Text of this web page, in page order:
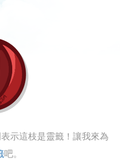
表示這枝是靈籤！讓我來為
吧。